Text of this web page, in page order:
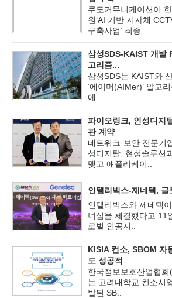
쿠도커뮤니케이션이
원‘AI 기반 지자체
구축사업’ 최종 ..
삼성SDS-KAIST 개발
고리즘...
삼성SDS는 KAIST와
‘에이머(AIMer)’ 알고
에..
파이오링크, 인성디지
판 계약
네트워크·보안 전문기
성디지탈, 현성솔루션
맺고 애플리케이..
인텔리빅스-제네텍, 글
인텔리빅스와 제네텍
너십을 체결했다고 11
로벌 인공지..
KISIA 컨소, SBOM 자
도 성공적
한국정보보호산업협회
는 고려대학교 컨소시
발된 SB..